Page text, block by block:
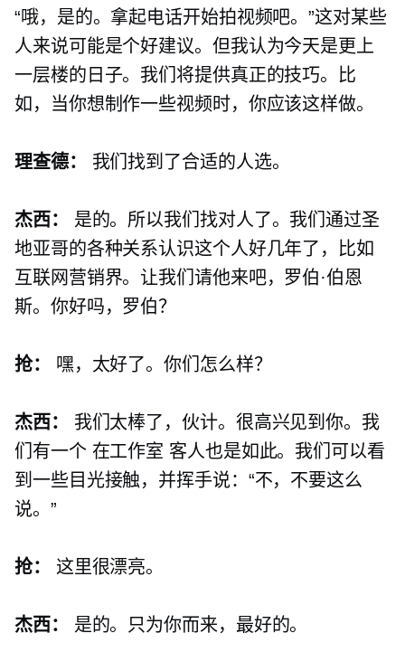
“哦，是的。拿起电话开始拍视频吧。”这对某些
人来说可能是个好建议。但我认为今天是更上
一层楼的日子。我们将提供真正的技巧。比
如，当你想制作一些视频时，你应该这样做。
理查德： 我们找到了合适的人选。
杰西：
是的。所以我们找对人了。我们通过圣
地亚哥的各种关系认识这个人好几年了，比如
互联网营销界。让我们请他来吧，罗伯·伯恩
斯。你好吗，罗伯？
抢： 嘿，太好了。你们怎么样？
杰西：
我们太棒了，伙计。很高兴见到你。我
们有一个 在工作室 客人也是如此。我们可以看
到一些目光接触，并挥手说：“不，不要这么
说。”
抢： 这里很漂亮。
杰西： 是的。只为你而来，最好的。